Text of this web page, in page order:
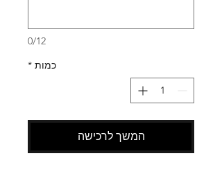
0/12
כמות *
המשך לרכישה